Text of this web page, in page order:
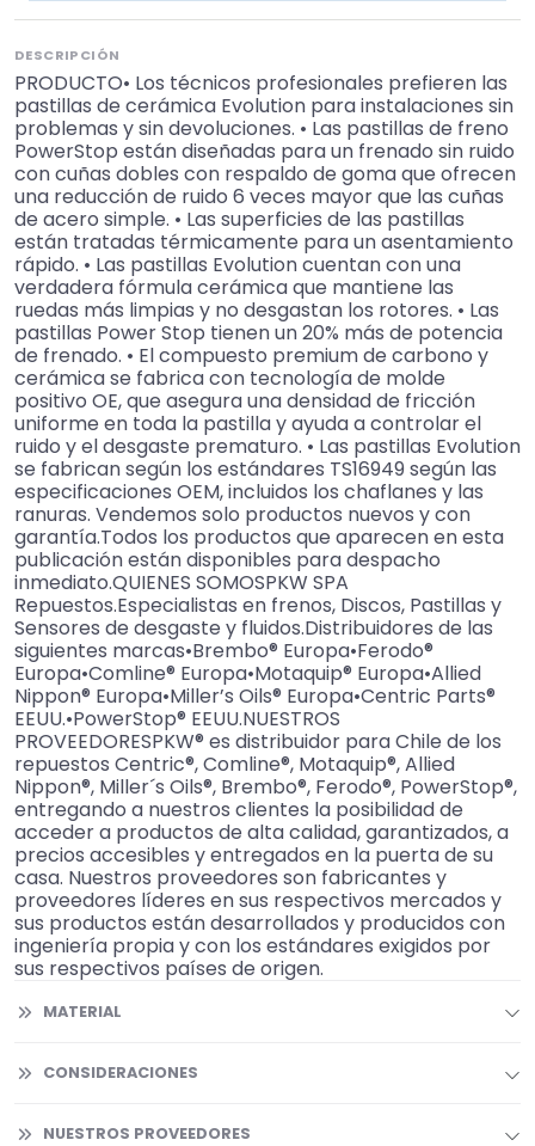
DESCRIPCIÓN
PRODUCTO• Los técnicos profesionales prefieren las
pastillas de cerámica Evolution para instalaciones sin
problemas y sin devoluciones. • Las pastillas de freno
PowerStop están diseñadas para un frenado sin ruido
con cuñas dobles con respaldo de goma que ofrecen
una reducción de ruido 6 veces mayor que las cuñas
de acero simple. • Las superficies de las pastillas
están tratadas térmicamente para un asentamiento
rápido. • Las pastillas Evolution cuentan con una
verdadera fórmula cerámica que mantiene las
ruedas más limpias y no desgastan los rotores. • Las
pastillas Power Stop tienen un 20% más de potencia
de frenado. • El compuesto premium de carbono y
cerámica se fabrica con tecnología de molde
positivo OE, que asegura una densidad de fricción
uniforme en toda la pastilla y ayuda a controlar el
ruido y el desgaste prematuro. • Las pastillas Evolution
se fabrican según los estándares TS16949 según las
especificaciones OEM, incluidos los chaflanes y las
ranuras. Vendemos solo productos nuevos y con
garantía.Todos los productos que aparecen en esta
publicación están disponibles para despacho
inmediato.QUIENES SOMOSPKW SPA
Repuestos.Especialistas en frenos, Discos, Pastillas y
Sensores de desgaste y fluidos.Distribuidores de las
siguientes marcas•Brembo® Europa•Ferodo®
Europa•Comline® Europa•Motaquip® Europa•Allied
Nippon® Europa•Miller’s Oils® Europa•Centric Parts®
EEUU.•PowerStop® EEUU.NUESTROS
PROVEEDORESPKW® es distribuidor para Chile de los
repuestos Centric®, Comline®, Motaquip®, Allied
Nippon®, Miller´s Oils®, Brembo®, Ferodo®, PowerStop®,
entregando a nuestros clientes la posibilidad de
acceder a productos de alta calidad, garantizados, a
precios accesibles y entregados en la puerta de su
casa. Nuestros proveedores son fabricantes y
proveedores líderes en sus respectivos mercados y
sus productos están desarrollados y producidos con
ingeniería propia y con los estándares exigidos por
sus respectivos países de origen.
MATERIAL
CONSIDERACIONES
NUESTROS PROVEEDORES